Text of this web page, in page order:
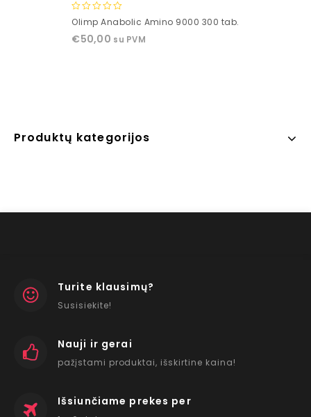
0
of
Olimp Anabolic Amino 9000 300 tab.
€50,00 su PVM
Produktų kategorijos
Turite klausimų?
Susisiekite!
Nauji ir gerai
pažįstami produktai, išskirtine kaina!
Išsiunčiame prekes per